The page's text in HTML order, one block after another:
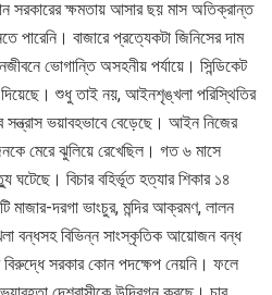
সরকারের ক্ষমতায় আসার ছয় মাস অতিক্রান্ত
বাজারে প্রত্যেকটা জিনিসের দাম
ভোগান্তি অসহনীয় পর্যায়ে। সিন্ডিকেট
দিয়েছে। শুধু তাই নয়, আইনশৃঙ্খলা পরিস্থিতির
ভয়াবহভাবে বেড়েছে। আইন নিজের
মেরে ঝুলিয়ে রেখেছিল। গত ৬ মাসে
বিচার বহির্ভূত হত্যার শিকার ১৪
দরগা ভাংচুর, মন্দির আক্রমণ, লালন
বন্ধসহ বিভিন্ন সাংস্কৃতিক আয়োজন বন্ধ
বিরুদ্ধে সরকার কোন পদক্ষেপ নেয়নি। ফলে